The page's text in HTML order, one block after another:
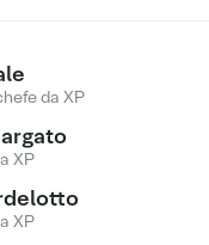
da XP
XP
XP